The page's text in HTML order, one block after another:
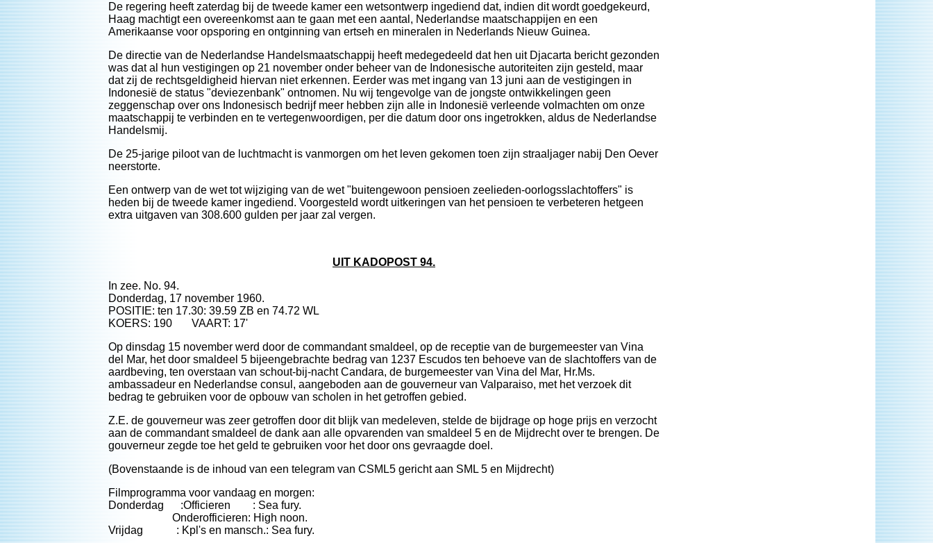
De regering heeft zaterdag bij de tweede kamer een wetsontwerp ingediend dat, indien dit wordt goedgekeurd,
Haag machtigt een overeenkomst aan te gaan met een aantal, Nederlandse maatschappijen en een
Amerikaanse voor opsporing en ontginning van ertseh en mineralen in Nederlands Nieuw Guinea.
De directie van de Nederlandse Handelsmaatschappij heeft medegedeeld dat hen uit Djacarta bericht gezonden
was dat al hun vestigingen op 21 november onder beheer van de Indonesische autoriteiten zijn gesteld, maar
dat zij de rechtsgeldigheid hiervan niet erkennen. Eerder was met ingang van 13 juni aan de vestigingen in
Indonesië de status "deviezenbank" ontnomen. Nu wij tengevolge van de jongste ontwikkelingen geen
zeggenschap over ons Indonesisch bedrijf meer hebben zijn alle in Indonesië verleende volmachten om onze
maatschappij te verbinden en te vertegenwoordigen, per die datum door ons ingetrokken, aldus de Nederlandse
Handelsmij.
De 25-jarige piloot van de luchtmacht is vanmorgen om het leven gekomen toen zijn straaljager nabij Den Oever
neerstorte.
Een ontwerp van de wet tot wijziging van de wet "buitengewoon pensioen zeelieden-oorlogsslachtoffers" is
heden bij de tweede kamer ingediend. Voorgesteld wordt uitkeringen van het pensioen te verbeteren hetgeen
extra uitgaven van 308.600 gulden per jaar zal vergen.
UIT KADOPOST 94.
In zee. No. 94.
Donderdag, 17 november 1960.
POSITIE: ten 17.30: 39.59 ZB en 74.72 WL
KOERS: 190 VAART: 17'
Op dinsdag 15 november werd door de commandant smaldeel, op de receptie van de burgemeester van Vina
del Mar, het door smaldeel 5 bijeengebrachte bedrag van 1237 Escudos ten behoeve van de slachtoffers van de
aardbeving, ten overstaan van schout-bij-nacht Candara, de burgemeester van Vina del Mar, Hr.Ms.
ambassadeur en Nederlandse consul, aangeboden aan de gouverneur van Valparaiso, met het verzoek dit
bedrag te gebruiken voor de opbouw van scholen in het getroffen gebied.
Z.E. de gouverneur was zeer getroffen door dit blijk van medeleven, stelde de bijdrage op hoge prijs en verzocht
aan de commandant smaldeel de dank aan alle opvarenden van smaldeel 5 en de Mijdrecht over te brengen. De
gouverneur zegde toe het geld te gebruiken voor het door ons gevraagde doel.
(Bovenstaande is de inhoud van een telegram van CSML5 gericht aan SML 5 en Mijdrecht)
Filmprogramma voor vandaag en morgen:
Donderdag :Officieren : Sea fury.
Onderofficieren: High noon.
Vrijdag : Kpl's en mansch.: Sea fury.